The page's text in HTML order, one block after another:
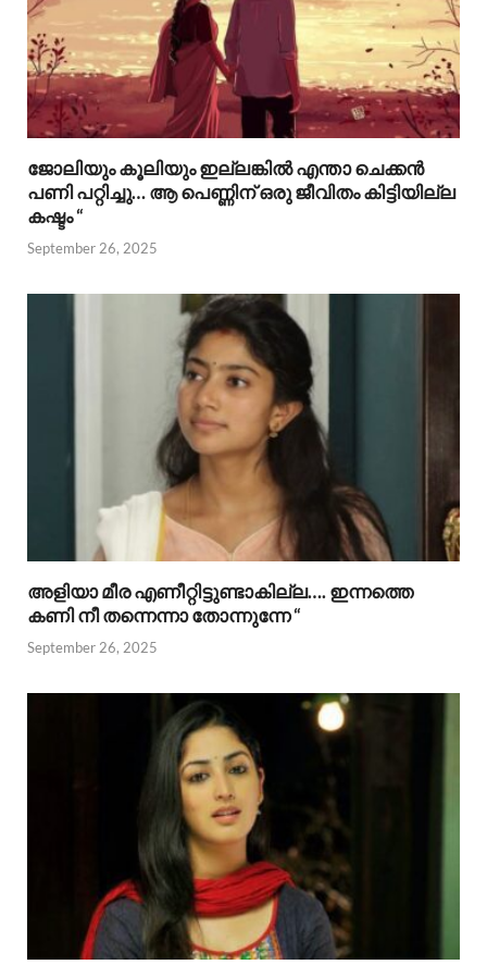
ജോലിയും കൂലിയും ഇല്ലങ്കിൽ എന്താ ചെക്കൻ
പണി പറ്റിച്ചു… ആ പെണ്ണിന് ഒരു ജീവിതം കിട്ടിയില്ല
കഷ്ടം “
September 26, 2025
അളിയാ മീര എണീറ്റിട്ടുണ്ടാകില്ല…. ഇന്നത്തെ
കണി നീ തന്നെന്നാ തോന്നുന്നേ “
September 26, 2025